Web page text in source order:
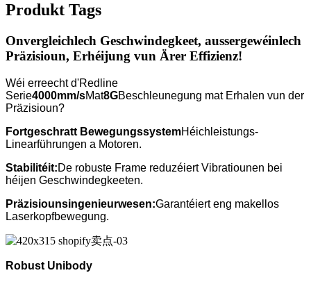
Produkt Tags
Onvergleichlech Geschwindegkeet, aussergewéinlech
Präzisioun, Erhéijung vun Ärer Effizienz!
Wéi erreecht d'Redline
Serie4000mm/sMat8GBeschleunegung mat Erhalen vun der
Präzisioun?
Fortgeschratt BewegungssystemHéichleistungs-
Linearführungen a Motoren.
Stabilitéit:De robuste Frame reduzéiert Vibratiounen bei
héijen Geschwindegkeeten.
Präzisiounsingenieurwesen:Garantéiert eng makellos
Laserkopfbewegung.
Robust Unibody